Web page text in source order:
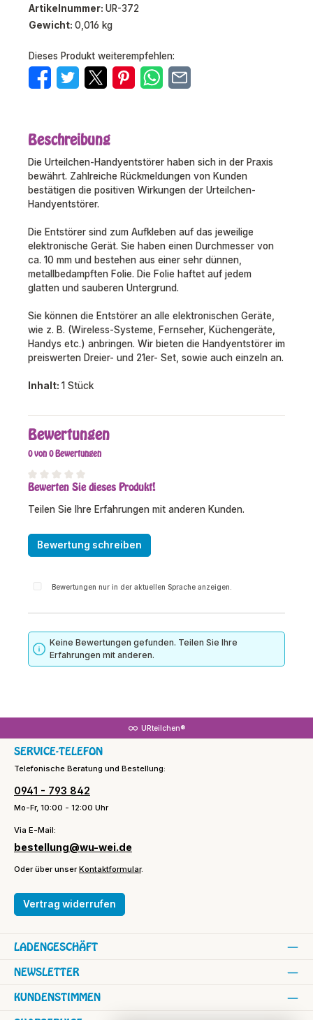
Artikelnummer: UR-372
Gewicht: 0,016 kg
Dieses Produkt weiterempfehlen:
Beschreibung
Die Urteilchen-Handyentstörer haben sich in der Praxis
bewährt. Zahlreiche Rückmeldungen von Kunden
bestätigen die positiven Wirkungen der Urteilchen-
Handyentstörer.
Die Entstörer sind zum Aufkleben auf das jeweilige
elektronische Gerät. Sie haben einen Durchmesser von
ca. 10 mm und bestehen aus einer sehr dünnen,
metallbedampften Folie. Die Folie haftet auf jedem
glatten und sauberen Untergrund.
Sie können die Entstörer an alle elektronischen Geräte,
wie z. B. (Wireless-Systeme, Fernseher, Küchengeräte,
Handys etc.) anbringen. Wir bieten die Handyentstörer im
preiswerten Dreier- und 21er- Set, sowie auch einzeln an.
Inhalt: 1 Stück
Bewertungen
0 von 0 Bewertungen
Durchschnittliche Bewertung von 0 von 5 Sternen
Bewerten Sie dieses Produkt!
Teilen Sie Ihre Erfahrungen mit anderen Kunden.
Bewertung schreiben
Bewertungen nur in der aktuellen Sprache anzeigen.
Keine Bewertungen gefunden. Teilen Sie Ihre
Erfahrungen mit anderen.
URteilchen®
SERVICE-TELEFON
Telefonische Beratung und Bestellung:
0941 - 793 842
Mo-Fr, 10:00 - 12:00 Uhr
Via E-Mail:
bestellung@wu-wei.de
Oder über unserKontaktformular.
Vertrag widerrufen
NEWSLETTER
KUNDENSTIMMEN
LADENGESCHÄFT